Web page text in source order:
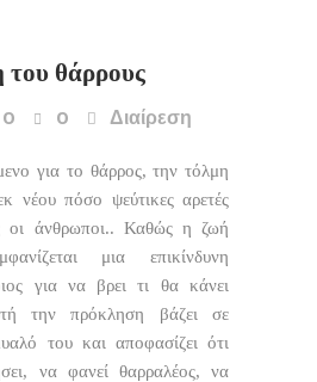
θάρρους
0 0 Διαίρεση
για το θάρρος, την τόλμη
νέου πόσο ψεύτικες αρετές
οι άνθρωποι.. Καθώς η ζωή
μια επικίνδυνη
για να βρει τι θα κάνει
την πρόκληση βάζει σε
του και αποφασίζει ότι
να φανεί θαρραλέος, να